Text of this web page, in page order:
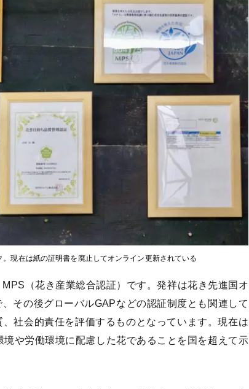
現在は紙の証明書を廃止してオンライン更新されている
（花き産業総合認証）です。発祥は花き先進国オ
その後グローバルGAPなどの認証制度とも関連して
社会的責任を評価するものとなっています。現在は
や労働環境に配慮した花であることを国を超えて示